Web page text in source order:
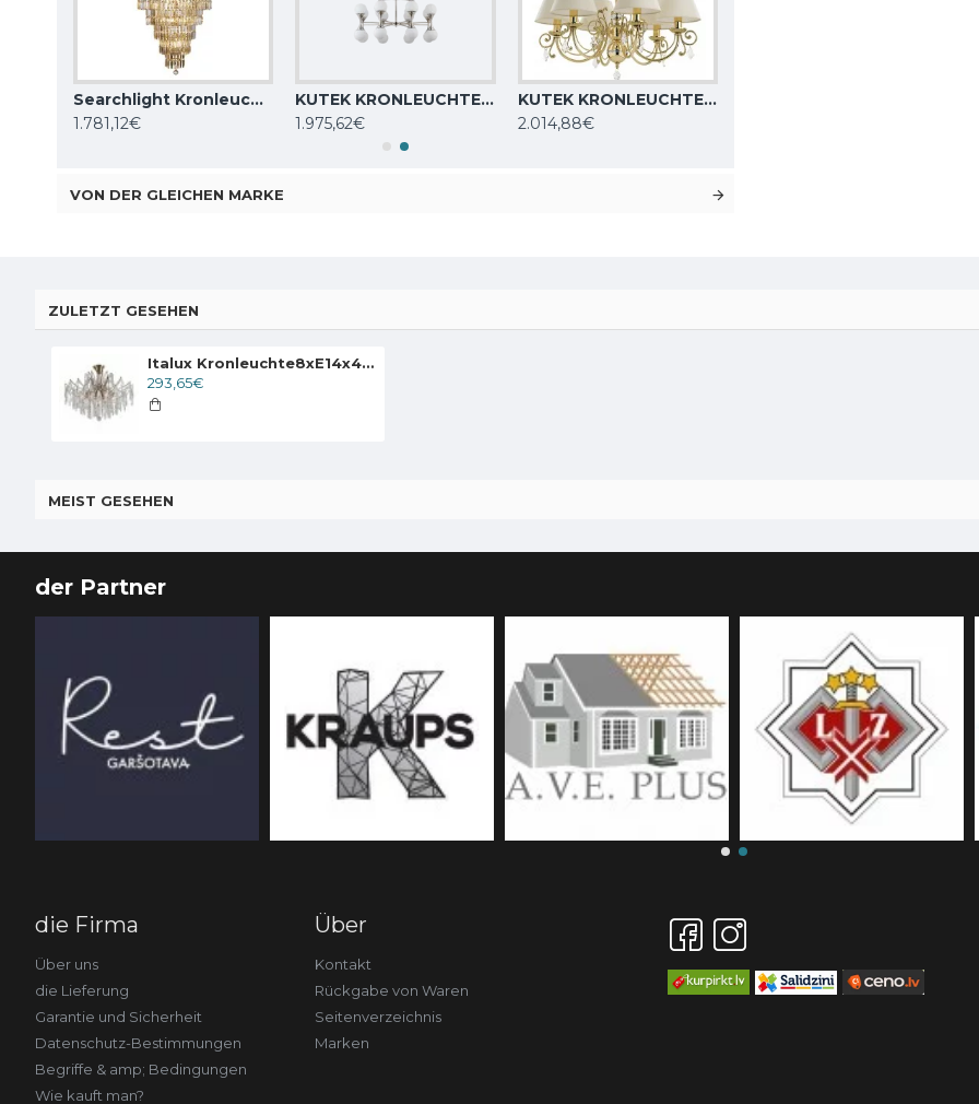
Searchlight Kronleuchter Empire, 13x60WxE14, 1500SB
1.781,12€
KUTEK KRONLEUCHTER Bari, 24xG9x5W, BAR-ZW-8+4(BN)
1.975,62€
KUTEK KRONLEUCHTER Coco, 6xE14x40W, COC-ZW-6(Z/A)
2.014,88€
VON DER GLEICHEN MARKE
ZULETZT GESEHEN
Italux Kronleuchte8xE14x40W, Antike Bronze, Mallola PND-56808-8
293,65€
MEIST GESEHEN
der Partner
die Firma
Über uns
die Lieferung
Garantie und Sicherheit
Datenschutz-Bestimmungen
Begriffe & amp; Bedingungen
Wie kauft man?
Über
Kontakt
Rückgabe von Waren
Seitenverzeichnis
Marken